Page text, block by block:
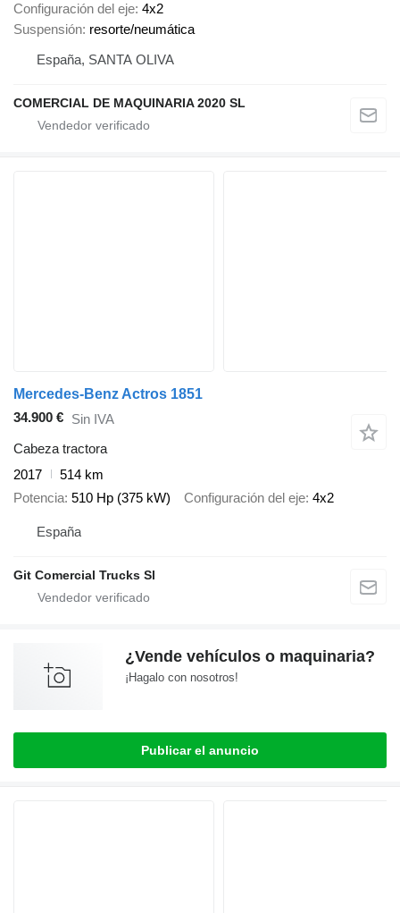
Configuración del eje 4x2
Suspensión resorte/neumática
España, SANTA OLIVA
COMERCIAL DE MAQUINARIA 2020 SL
Mercedes-Benz Actros 1851
34.900 € Sin IVA
Cabeza tractora
2017
514 km
Potencia 510 Hp (375 kW) Configuración del eje 4x2
España
Git Comercial Trucks Sl
¿Vende vehículos o maquinaria?
¡Hagalo con nosotros!
Publicar el anuncio